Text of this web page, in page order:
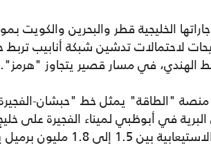
الخليجية قطر والبحرين
لاحتمالات تدشين شبكة أنابيب
الهندي، في مسار قصير يتجاوز "هرمز".
"الطاقة" يمثل خط "حبشان-
في أبوظبي لميناء الفجيرة على
ممرا غير كاف كون طاقته